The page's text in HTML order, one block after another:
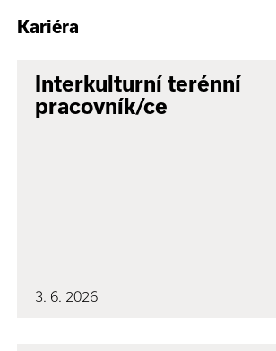
Kariéra
Interkulturní terénní
pracovník/ce
3. 6. 2026